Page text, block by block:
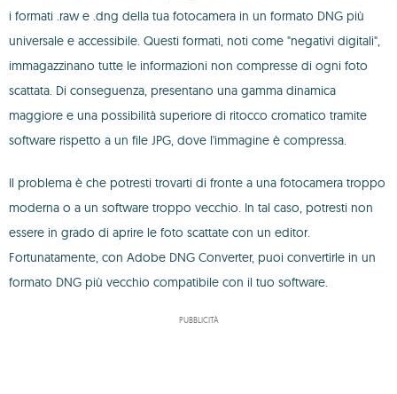
i formati .raw e .dng della tua fotocamera in un formato DNG più
universale e accessibile. Questi formati, noti come "negativi digitali",
immagazzinano tutte le informazioni non compresse di ogni foto
scattata. Di conseguenza, presentano una gamma dinamica
maggiore e una possibilità superiore di ritocco cromatico tramite
software rispetto a un file JPG, dove l'immagine è compressa.
Il problema è che potresti trovarti di fronte a una fotocamera troppo
moderna o a un software troppo vecchio. In tal caso, potresti non
essere in grado di aprire le foto scattate con un editor.
Fortunatamente, con Adobe DNG Converter, puoi convertirle in un
formato DNG più vecchio compatibile con il tuo software.
PUBBLICITÀ